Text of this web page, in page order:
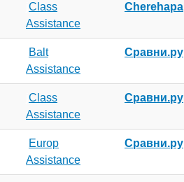
Class
Assistance
Cherehapa
Balt
Assistance
Сравни.ру
Class
Assistance
Сравни.ру
Europ
Assistance
Сравни.ру